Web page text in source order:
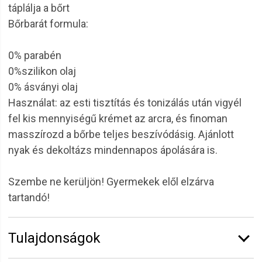
táplálja a bőrt
Bőrbarát formula:
0% parabén
0%szilikon olaj
0% ásványi olaj
Használat: az esti tisztítás és tonizálás után vigyél
fel kis mennyiségű krémet az arcra, és finoman
masszírozd a bőrbe teljes beszívódásig. Ajánlott
nyak és dekoltázs mindennapos ápolására is.
Szembe ne kerüljön! Gyermekek elől elzárva
tartandó!
Tulajdonságok